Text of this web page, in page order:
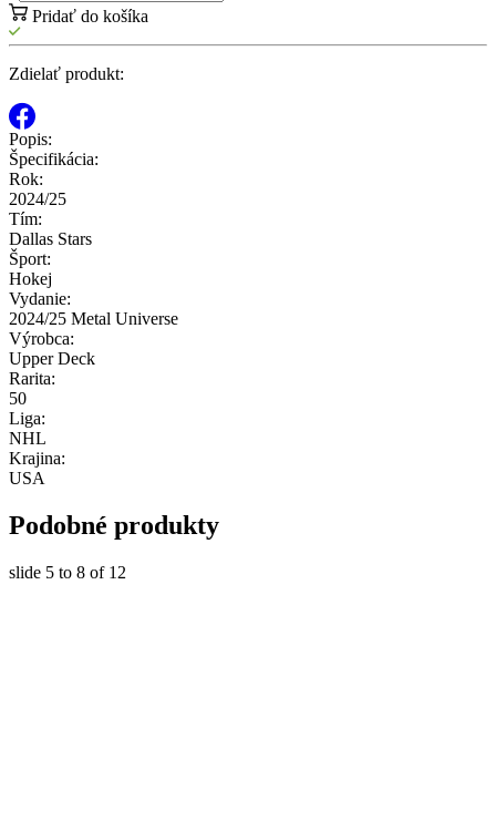
Pridať do košíka
Zdielať produkt:
Popis:
Špecifikácia:
Rok:
2024/25
Tím:
Dallas Stars
Šport:
Hokej
Vydanie:
2024/25 Metal Universe
Výrobca:
Upper Deck
Rarita:
50
Liga:
NHL
Krajina:
USA
Podobné produkty
slide 5 to 8 of 12